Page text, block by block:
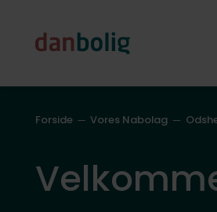
Forside Vores Nabolag